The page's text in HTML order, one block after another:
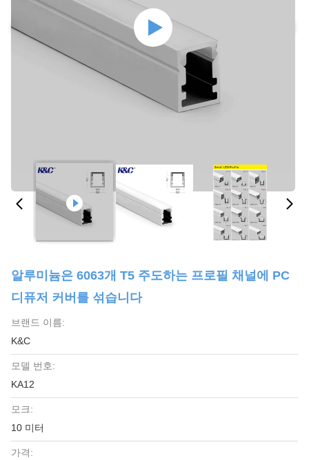
알루미늄은 6063개 T5 주도하는 프로필 채널에 PC
디퓨저 커버를 섞습니다
브랜드 이름:
K&C
모델 번호:
KA12
모크:
10 미터
가격: